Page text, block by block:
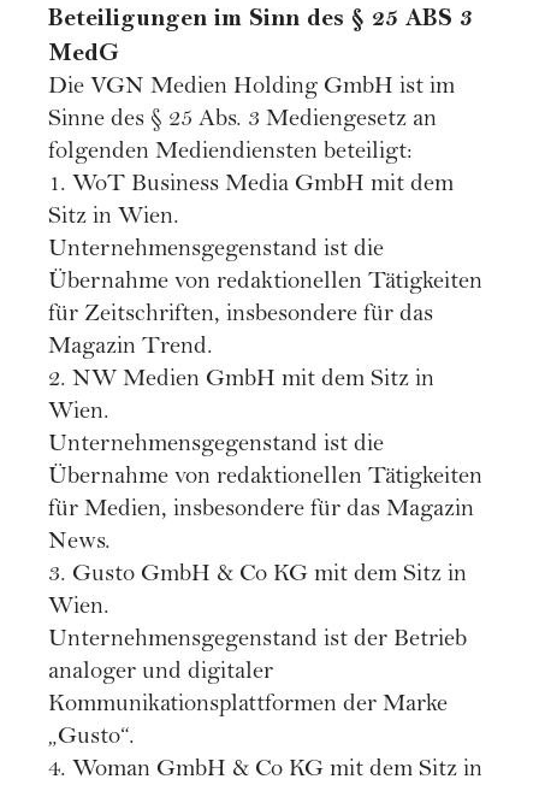
Beteiligungen im Sinn des § 25 ABS 3
MedG
Die VGN Medien Holding GmbH ist im
Sinne des § 25 Abs. 3 Mediengesetz an
folgenden Mediendiensten beteiligt:
1. WoT Business Media GmbH mit dem
Sitz in Wien.
Unternehmensgegenstand ist die
Übernahme von redaktionellen Tätigkeiten
für Zeitschriften, insbesondere für das
Magazin Trend.
2. NW Medien GmbH mit dem Sitz in
Wien.
Unternehmensgegenstand ist die
Übernahme von redaktionellen Tätigkeiten
für Medien, insbesondere für das Magazin
News.
3. Gusto GmbH & Co KG mit dem Sitz in
Wien.
Unternehmensgegenstand ist der Betrieb
analoger und digitaler
Kommunikationsplattformen der Marke
„Gusto“.
4. Woman GmbH & Co KG mit dem Sitz in